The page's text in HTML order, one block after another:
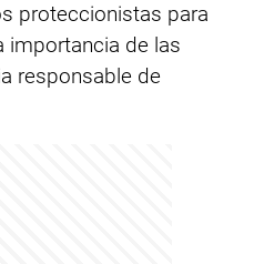
proteccionistas para
importancia de las
responsable de